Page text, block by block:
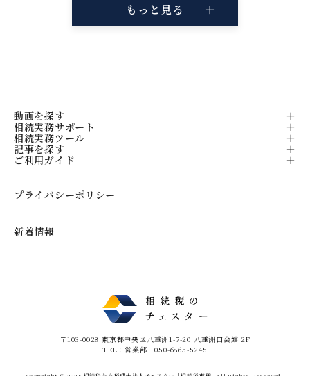
もっと見る
動画を探す
相続実務サポート
相続実務ツール
記事を探す
ご利用ガイド
プライバシーポリシー
新着情報
〒103-0028 東京都中央区八重洲1-7-20 八重洲口会館 2F
TEL：営業部 050-6865-5245